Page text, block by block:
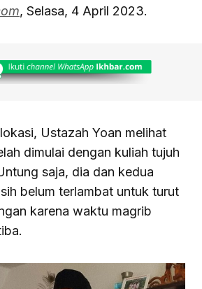
, Selasa, 4 April 2023.
Ustazah Yoan melihat
dimulai dengan kuliah tujuh
saja, dia dan kedua
belum terlambat untuk turut
karena waktu magrib